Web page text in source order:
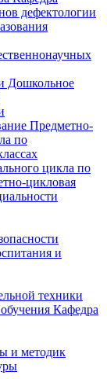
дефектологии
Дошкольное
Предметно-
по
цикла по
цикловая
и
техники
Кафедра
и методик